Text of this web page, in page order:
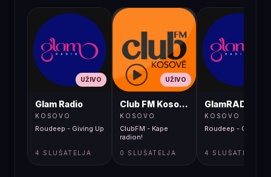
UŽIVO
Glam Radio
KOSOVO
Roudeep - Giving Up
4 SLUŠATELJA
UŽIVO
Club FM Kosovë
KOSOVO
ClubFM - Kape
radion!
0 SLUŠATELJA
GlamRADIO
KOSOVO
Roudeep - Giving
4 SLUŠATELJA